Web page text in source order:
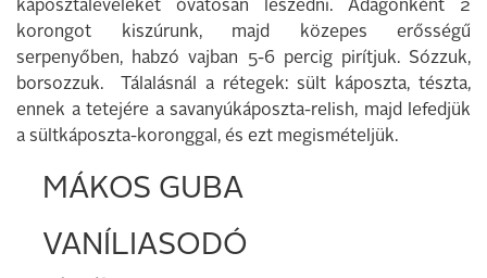
káposztaleveleket óvatosan leszedni. Adagonként 2
korongot kiszúrunk, majd közepes erősségű
serpenyőben, habzó vajban 5-6 percig pirítjuk. Sózzuk,
borsozzuk. Tálalásnál a rétegek: sült káposzta, tészta,
ennek a tetejére a savanyúkáposzta-relish, majd lefedjük
a sültkáposzta-koronggal, és ezt megismételjük.
MÁKOS GUBA
VANÍLIASODÓ